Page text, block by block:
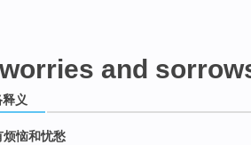
and
释义
烦恼和忧愁